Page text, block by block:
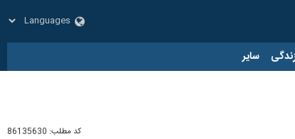
سایر
کد مطلب: 86135630